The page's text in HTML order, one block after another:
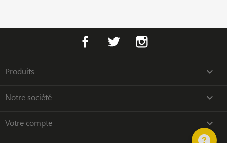
Facebook Twitter
Produits 
Notre société 
Votre compte 